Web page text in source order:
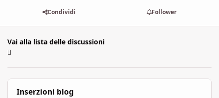
Condividi Follower
Vai alla lista delle discussioni
Inserzioni blog